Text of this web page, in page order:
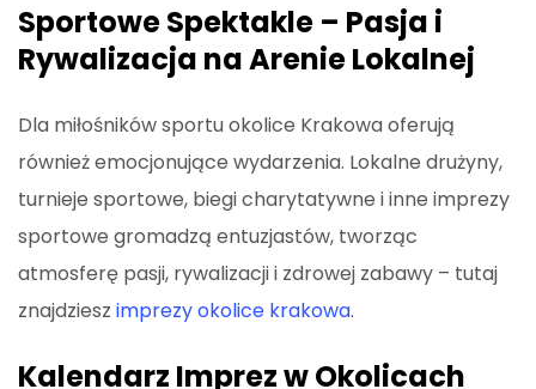
Sportowe Spektakle – Pasja i
Rywalizacja na Arenie Lokalnej
Dla miłośników sportu okolice Krakowa oferują
również emocjonujące wydarzenia. Lokalne drużyny,
turnieje sportowe, biegi charytatywne i inne imprezy
sportowe gromadzą entuzjastów, tworząc
atmosferę pasji, rywalizacji i zdrowej zabawy – tutaj
znajdziesz imprezy okolice krakowa.
Kalendarz Imprez w Okolicach